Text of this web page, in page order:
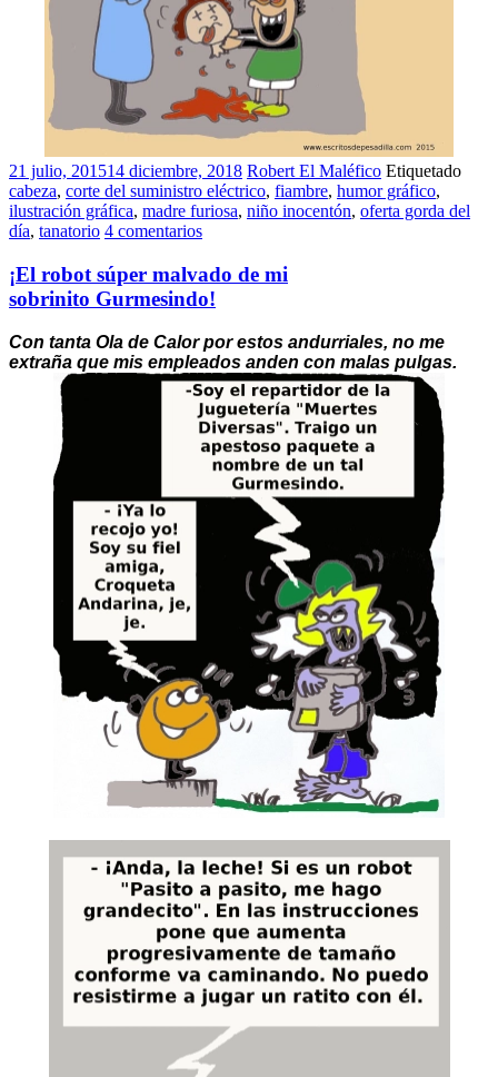
21 julio, 201514 diciembre, 2018 Robert El Maléfico Etiquetado
cabeza, corte del suministro eléctrico, fiambre, humor gráfico,
ilustración gráfica, madre furiosa, niño inocentón, oferta gorda del
día, tanatorio 4 comentarios
¡El robot súper malvado de mi
sobrinito Gurmesindo!
Con tanta Ola de Calor por estos andurriales, no me
extraña que mis empleados anden con malas pulgas.